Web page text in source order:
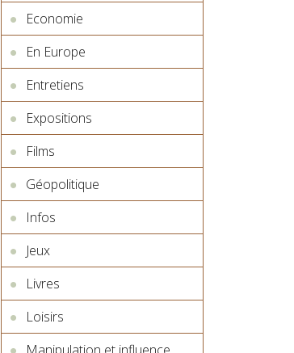
Economie
En Europe
Entretiens
Expositions
Films
Géopolitique
Infos
Jeux
Livres
Loisirs